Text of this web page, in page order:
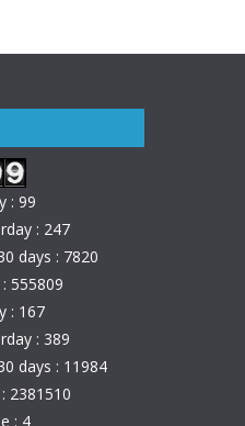
: 99
: 247
days : 7820
555809
: 167
: 389
days : 11984
2381510
: 4